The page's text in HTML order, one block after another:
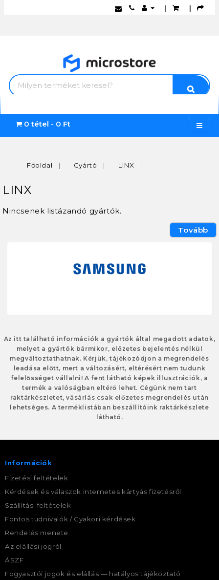
| |
0 tétel - 0 Ft
Főoldal Gyártó LINX
LINX
Nincsenek listázandó gyártók.
Tovább
Az itt található információk a gyártók által megadott adatok,
melyet a gyártók bármikor, előzetes bejelentés nélkül
megváltoztathatnak. Kérjük, tájékozódjon a megrendelés
leadása előtt, mert a változásért, eltérésért nem tudunk
felelősséget vállalni! A fent látható képek illusztrációk, a
termék a valóságban eltérő lehet. Cégünk nem tart
raktárkészletet, vásárlás csak előzetes megrendelés után
lehetséges. A terméklistában beszállítóink raktárkészlete
látható.
Információk
Fizetési feltételek
Kérdések és válaszok internetes kártyás fizetésről
Szállítási feltételek
Fontos tudnivalók / Gyakori kérdések
Rendelés menete
Az elállási jogról
ÁSZF
Fogyasztói jogok és elállás — hatályos tájékoztató